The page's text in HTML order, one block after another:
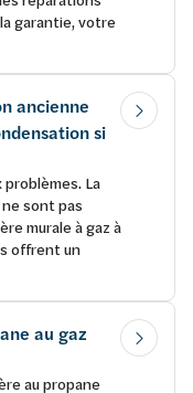
garantie, votre
ancienne
si
La
sont pas
murale à gaz à
offrent un
au gaz
au propane